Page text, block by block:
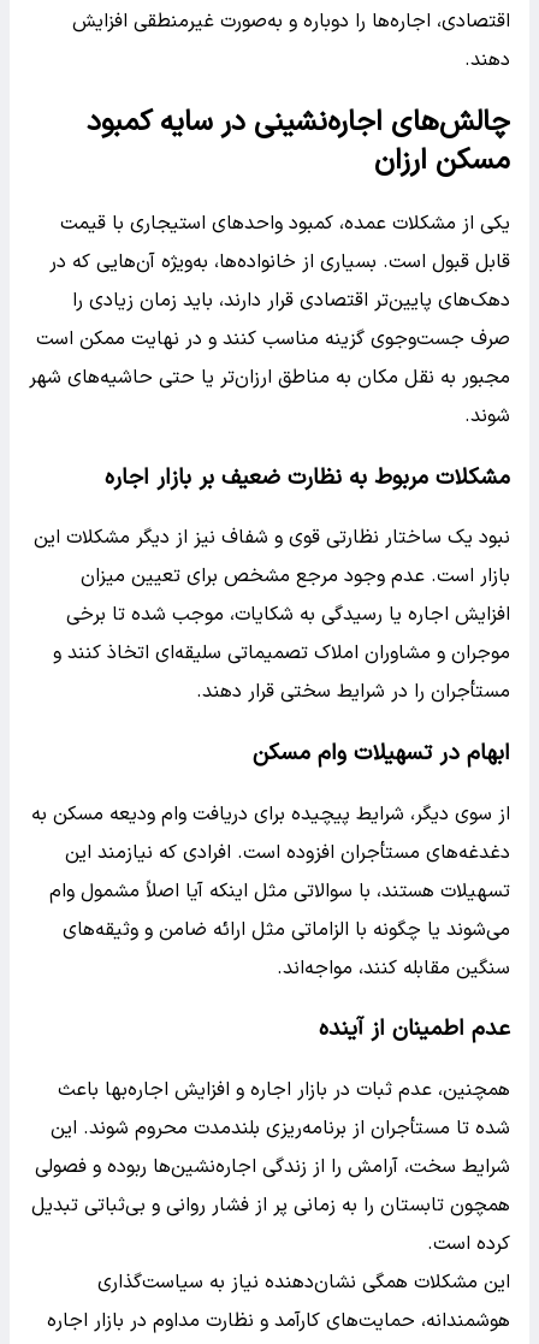
اقتصادی، اجاره‌ها را دوباره و به‌صورت غیرمنطقی افزایش
دهند.
چالش‌های اجاره‌نشینی در سایه کمبود
مسکن ارزان
یکی از مشکلات عمده، کمبود واحدهای استیجاری با قیمت
قابل قبول است. بسیاری از خانواده‌ها، به‌ویژه آن‌هایی که در
دهک‌های پایین‌تر اقتصادی قرار دارند، باید زمان زیادی را
صرف جست‌وجوی گزینه مناسب کنند و در نهایت ممکن است
مجبور به نقل مکان به مناطق ارزان‌تر یا حتی حاشیه‌های شهر
شوند.
مشکلات مربوط به نظارت ضعیف بر بازار اجاره
نبود یک ساختار نظارتی قوی و شفاف نیز از دیگر مشکلات این
بازار است. عدم وجود مرجع مشخص برای تعیین میزان
افزایش اجاره یا رسیدگی به شکایات، موجب شده تا برخی
موجران و مشاوران املاک تصمیماتی سلیقه‌ای اتخاذ کنند و
مستأجران را در شرایط سختی قرار دهند.
ابهام در تسهیلات وام مسکن
از سوی دیگر، شرایط پیچیده برای دریافت وام ودیعه مسکن به
دغدغه‌های مستأجران افزوده است. افرادی که نیازمند این
تسهیلات هستند، با سوالاتی مثل اینکه آیا اصلاً مشمول وام
می‌شوند یا چگونه با الزاماتی مثل ارائه ضامن و وثیقه‌های
سنگین مقابله کنند، مواجه‌اند.
عدم اطمینان از آینده
همچنین، عدم ثبات در بازار اجاره و افزایش اجاره‌بها باعث
شده تا مستأجران از برنامه‌ریزی بلندمدت محروم شوند. این
شرایط سخت، آرامش را از زندگی اجاره‌نشین‌ها ربوده و فصولی
همچون تابستان را به زمانی پر از فشار روانی و بی‌ثباتی تبدیل
کرده است.
این مشکلات همگی نشان‌دهنده نیاز به سیاست‌گذاری
هوشمندانه، حمایت‌های کارآمد و نظارت مداوم در بازار اجاره